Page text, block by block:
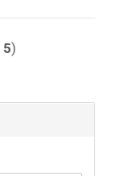
5)